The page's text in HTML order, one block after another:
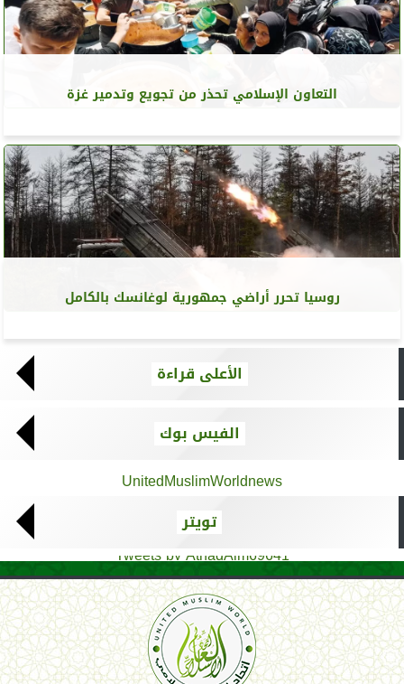
التعاون الإسلامي تحذر من تجويع وتدمير غزة
روسيا تحرر أراضي جمهورية لوغانسك بالكامل
الأعلى قراءة
الفيس بوك
UnitedMuslimWorldnews
تويتر
Tweets by AthadAlm69641